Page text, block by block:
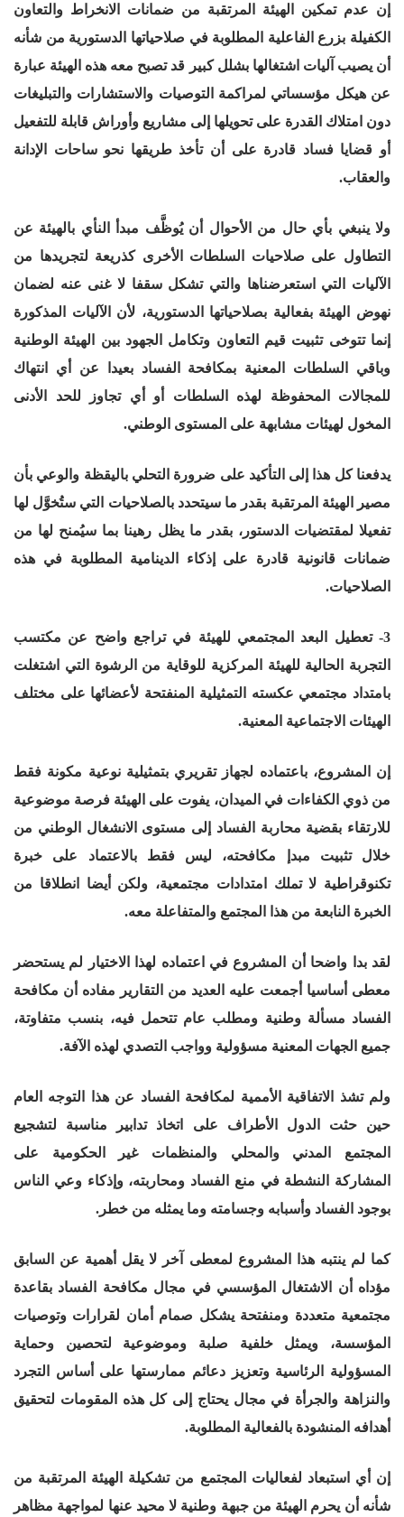
إن عدم تمكين الهيئة المرتقبة من ضمانات الانخراط والتعاون
الكفيلة بزرع الفاعلية المطلوبة في صلاحياتها الدستورية من شأنه
أن يصيب آليات اشتغالها بشلل كبير قد تصبح معه هذه الهيئة عبارة
عن هيكل مؤسساتي لمراكمة التوصيات والاستشارات والتبليغات
دون امتلاك القدرة على تحويلها إلى مشاريع وأوراش قابلة للتفعيل
أو قضايا فساد قادرة على أن تأخذ طريقها نحو ساحات الإدانة
والعقاب.
ولا ينبغي بأي حال من الأحوال أن يُوظَّف مبدأ النأي بالهيئة عن
التطاول على صلاحيات السلطات الأخرى كذريعة لتجريدها من
الآليات التي استعرضناها والتي تشكل سقفا لا غنى عنه لضمان
نهوض الهيئة بفعالية بصلاحياتها الدستورية، لأن الآليات المذكورة
إنما تتوخى تثبيت قيم التعاون وتكامل الجهود بين الهيئة الوطنية
وباقي السلطات المعنية بمكافحة الفساد بعيدا عن أي انتهاك
للمجالات المحفوظة لهذه السلطات أو أي تجاوز للحد الأدنى
المخول لهيئات مشابهة على المستوى الوطني.
يدفعنا كل هذا إلى التأكيد على ضرورة التحلي باليقظة والوعي بأن
مصير الهيئة المرتقبة بقدر ما سيتحدد بالصلاحيات التي ستُخوَّل لها
تفعيلا لمقتضيات الدستور، بقدر ما يظل رهينا بما سيُمنح لها من
ضمانات قانونية قادرة على إذكاء الدينامية المطلوبة في هذه
الصلاحيات.
3- تعطيل البعد المجتمعي للهيئة في تراجع واضح عن مكتسب
التجربة الحالية للهيئة المركزية للوقاية من الرشوة التي اشتغلت
بامتداد مجتمعي عكسته التمثيلية المنفتحة لأعضائها على مختلف
الهيئات الاجتماعية المعنية.
إن المشروع، باعتماده لجهاز تقريري بتمثيلية نوعية مكونة فقط
من ذوي الكفاءات في الميدان، يفوت على الهيئة فرصة موضوعية
للارتقاء بقضية محاربة الفساد إلى مستوى الانشغال الوطني من
خلال تثبيت مبدإ مكافحته، ليس فقط بالاعتماد على خبرة
تكنوقراطية لا تملك امتدادات مجتمعية، ولكن أيضا انطلاقا من
الخبرة النابعة من هذا المجتمع والمتفاعلة معه.
لقد بدا واضحا أن المشروع في اعتماده لهذا الاختيار لم يستحضر
معطى أساسيا أجمعت عليه العديد من التقارير مفاده أن مكافحة
الفساد مسألة وطنية ومطلب عام تتحمل فيه، بنسب متفاوتة،
جميع الجهات المعنية مسؤولية وواجب التصدي لهذه الآفة.
ولم تشذ الاتفاقية الأممية لمكافحة الفساد عن هذا التوجه العام
حين حثت الدول الأطراف على اتخاذ تدابير مناسبة لتشجيع
المجتمع المدني والمحلي والمنظمات غير الحكومية على
المشاركة النشطة في منع الفساد ومحاربته، وإذكاء وعي الناس
بوجود الفساد وأسبابه وجسامته وما يمثله من خطر.
كما لم ينتبه هذا المشروع لمعطى آخر لا يقل أهمية عن السابق
مؤداه أن الاشتغال المؤسسي في مجال مكافحة الفساد بقاعدة
مجتمعية متعددة ومنفتحة يشكل صمام أمان لقرارات وتوصيات
المؤسسة، ويمثل خلفية صلبة وموضوعية لتحصين وحماية
المسؤولية الرئاسية وتعزيز دعائم ممارستها على أساس التجرد
والنزاهة والجرأة في مجال يحتاج إلى كل هذه المقومات لتحقيق
أهدافه المنشودة بالفعالية المطلوبة.
إن أي استبعاد لفعاليات المجتمع من تشكيلة الهيئة المرتقبة من
شأنه أن يحرم الهيئة من جبهة وطنية لا محيد عنها لمواجهة مظاهر